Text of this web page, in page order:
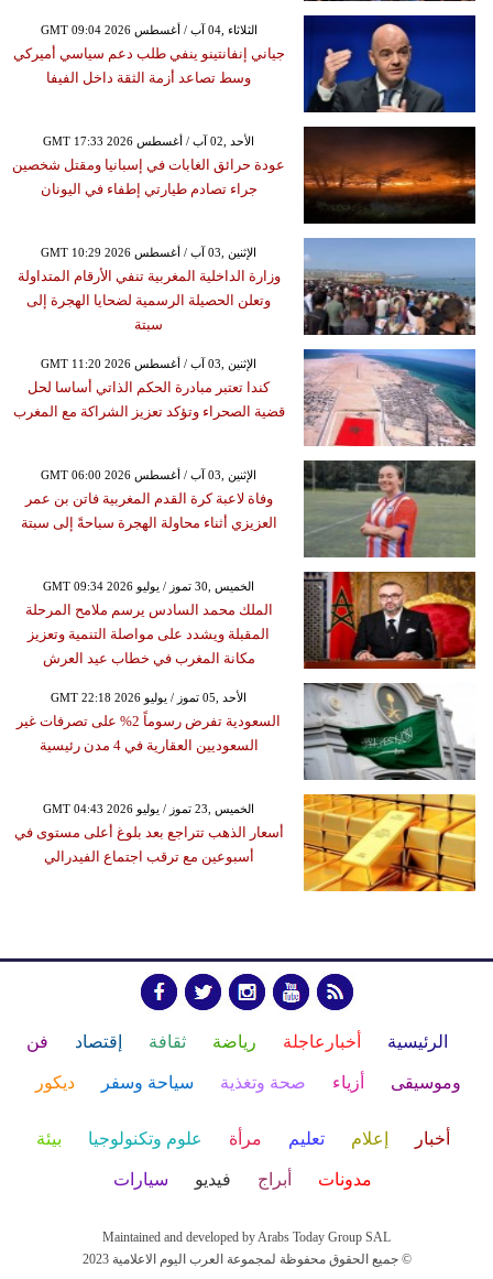
GMT 09:04 2026 الثلاثاء ,04 آب / أغسطس
جياني إنفانتينو ينفي طلب دعم سياسي أميركي
وسط تصاعد أزمة الثقة داخل الفيفا
GMT 17:33 2026 الأحد ,02 آب / أغسطس
عودة حرائق الغابات في إسبانيا ومقتل شخصين
جراء تصادم طيارتي إطفاء في اليونان
GMT 10:29 2026 الإثنين ,03 آب / أغسطس
وزارة الداخلية المغربية تنفي الأرقام المتداولة
وتعلن الحصيلة الرسمية لضحايا الهجرة إلى
سبتة
GMT 11:20 2026 الإثنين ,03 آب / أغسطس
كندا تعتبر مبادرة الحكم الذاتي أساسا لحل
قضية الصحراء وتؤكد تعزيز الشراكة مع المغرب
GMT 06:00 2026 الإثنين ,03 آب / أغسطس
وفاة لاعبة كرة القدم المغربية فاتن بن عمر
العزيزي أثناء محاولة الهجرة سباحةً إلى سبتة
GMT 09:34 2026 الخميس ,30 تموز / يوليو
الملك محمد السادس يرسم ملامح المرحلة
المقبلة ويشدد على مواصلة التنمية وتعزيز
مكانة المغرب في خطاب عيد العرش
GMT 22:18 2026 الأحد ,05 تموز / يوليو
السعودية تفرض رسوماً 2% على تصرفات غير
السعوديين العقارية في 4 مدن رئيسية
GMT 04:43 2026 الخميس ,23 تموز / يوليو
أسعار الذهب تتراجع بعد بلوغ أعلى مستوى في
أسبوعين مع ترقب اجتماع الفيدرالي
الرئيسية أخبارعاجلة رياضة ثقافة إقتصاد فن
وموسيقى أزياء صحة وتغذية سياحة وسفر ديكور
أخبار إعلام تعليم مرأة علوم وتكنولوجيا بيئة
مدونات أبراج فيديو سيارات
Maintained and developed by Arabs Today Group SAL
جميع الحقوق محفوظة لمجموعة العرب اليوم الاعلامية 2023 ©